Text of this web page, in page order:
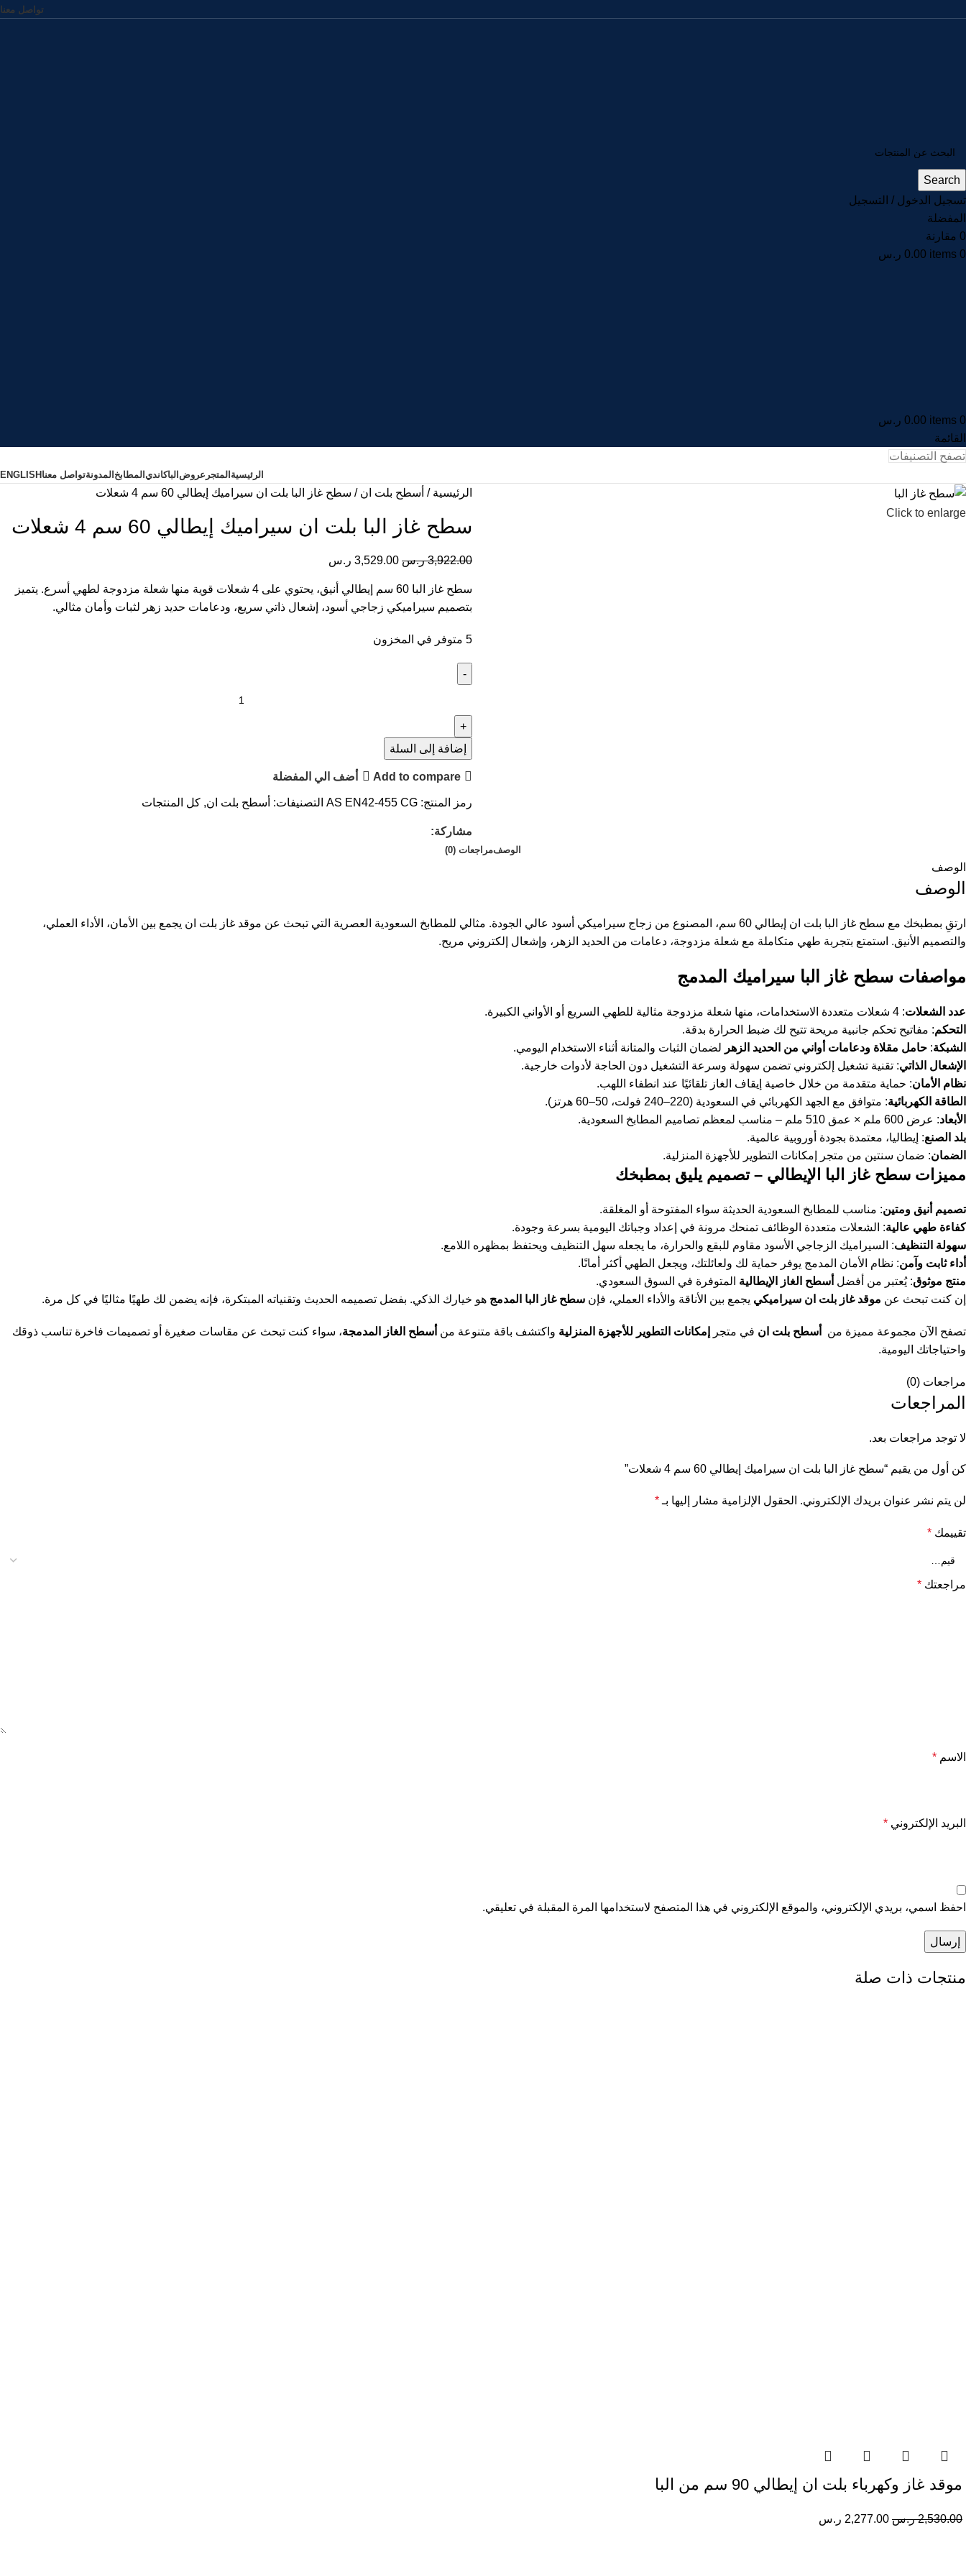
تواصل معنا
Search
تسجيل الدخول / التسجيل
المفضلة
0 مقارنة
0
items
0.00 ر.س
0
items
0.00 ر.س
القائمة
تصفح التصنيفات
الرئيسية المتجر عروض الباكاندي المطابخ المدونةتواصل معنا ENGLISH
Click to enlarge
الرئيسية أسطح بلت ان سطح غاز البا بلت ان سيراميك إيطالي 60 سم 4 شعلات
سطح غاز البا بلت ان سيراميك إيطالي 60 سم 4 شعلات
3,922.00 ر.س 3,529.00 ر.س
سطح غاز البا 60 سم إيطالي أنيق، يحتوي على 4 شعلات قوية منها شعلة مزدوجة لطهي أسرع. يتميز
بتصميم سيراميكي زجاجي أسود، إشعال ذاتي سريع، ودعامات حديد زهر لثبات وأمان مثالي.
5 متوفر في المخزون
إضافة إلى السلة
Add to compare أضف الي المفضلة
رمز المنتج: AS EN42-455 CG التصنيفات: أسطح بلت ان, كل المنتجات
مشاركة:
الوصفمراجعات (0)
الوصف
الوصف
ارتقِ بمطبخك مع سطح غاز البا بلت ان إيطالي 60 سم، المصنوع من زجاج سيراميكي أسود عالي الجودة. مثالي للمطابخ السعودية العصرية التي تبحث عن موقد غاز بلت ان يجمع بين الأمان، الأداء العملي،
والتصميم الأنيق. استمتع بتجربة طهي متكاملة مع شعلة مزدوجة، دعامات من الحديد الزهر، وإشعال إلكتروني مريح.
مواصفات سطح غاز البا سيراميك المدمج
عدد الشعلات: 4 شعلات متعددة الاستخدامات، منها شعلة مزدوجة مثالية للطهي السريع أو الأواني الكبيرة.
التحكم: مفاتيح تحكم جانبية مريحة تتيح لك ضبط الحرارة بدقة.
الشبكة: حامل مقلاة ودعامات أواني من الحديد الزهر لضمان الثبات والمتانة أثناء الاستخدام اليومي.
الإشعال الذاتي: تقنية تشغيل إلكتروني تضمن سهولة وسرعة التشغيل دون الحاجة لأدوات خارجية.
نظام الأمان: حماية متقدمة من خلال خاصية إيقاف الغاز تلقائيًا عند انطفاء اللهب.
الطاقة الكهربائية: متوافق مع الجهد الكهربائي في السعودية (220–240 فولت، 50–60 هرتز).
الأبعاد: عرض 600 ملم × عمق 510 ملم – مناسب لمعظم تصاميم المطابخ السعودية.
بلد الصنع: إيطاليا، معتمدة بجودة أوروبية عالمية.
الضمان: ضمان سنتين من متجر إمكانات التطوير للأجهزة المنزلية.
مميزات سطح غاز البا الإيطالي – تصميم يليق بمطبخك
تصميم أنيق ومتين: مناسب للمطابخ السعودية الحديثة سواء المفتوحة أو المغلقة.
كفاءة طهي عالية: الشعلات متعددة الوظائف تمنحك مرونة في إعداد وجباتك اليومية بسرعة وجودة.
سهولة التنظيف: السيراميك الزجاجي الأسود مقاوم للبقع والحرارة، ما يجعله سهل التنظيف ويحتفظ بمظهره اللامع.
أداء ثابت وآمن: نظام الأمان المدمج يوفر حماية لك ولعائلتك، ويجعل الطهي أكثر أمانًا.
منتج موثوق: يُعتبر من أفضل أسطح الغاز الإيطالية المتوفرة في السوق السعودي.
إن كنت تبحث عن موقد غاز بلت ان سيراميكي يجمع بين الأناقة والأداء العملي، فإن سطح غاز البا المدمج هو خيارك الذكي. بفضل تصميمه الحديث وتقنياته المبتكرة، فإنه يضمن لك طهيًا مثاليًا في كل مرة.
تصفح الآن مجموعة مميزة من أسطح بلت ان في متجر إمكانات التطوير للأجهزة المنزلية واكتشف باقة متنوعة من أسطح الغاز المدمجة، سواء كنت تبحث عن مقاسات صغيرة أو تصميمات فاخرة تناسب ذوقك
واحتياجاتك اليومية.
مراجعات (0)
المراجعات
لا توجد مراجعات بعد.
كن أول من يقيم “سطح غاز البا بلت ان سيراميك إيطالي 60 سم 4 شعلات”
لن يتم نشر عنوان بريدك الإلكتروني. الحقول الإلزامية مشار إليها بـ *
تقييمك *
مراجعتك *
الاسم *
البريد الإلكتروني *
احفظ اسمي، بريدي الإلكتروني، والموقع الإلكتروني في هذا المتصفح لاستخدامها المرة المقبلة في تعليقي.
منتجات ذات صلة
موقد غاز وكهرباء بلت ان إيطالي 90 سم من البا
2,530.00 ر.س 2,277.00 ر.س